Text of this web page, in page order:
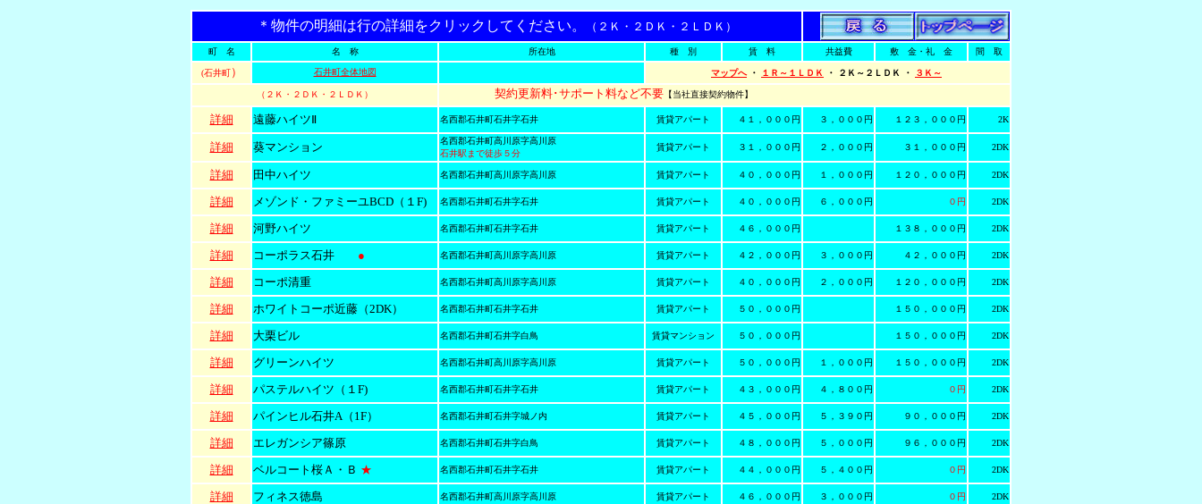
＊物件の明細は行の詳細をクリックしてください。 （２Ｋ・２ＤＫ・２ＬＤＫ）
町 名 名 称 所在地 種 別 賃 料 共益費 敷 金・礼 金 間 取
(石井町） 石井町全体地図 マップへ・ １Ｒ～１ＬＤＫ ・ ２Ｋ～２ＬＤＫ ・ ３Ｋ～
（２Ｋ・２ＤＫ・２ＬＤＫ） 契約更新料･サポート料など不要【当社直接契約物件】
詳細 遠藤ハイツⅡ 名西郡石井町石井字石井 賃貸アパート ４１，０００円 ３，０００円 １２３，０００円 2K
詳細 葵マンション
名西郡石井町高川原字高川原
石井駅まで徒歩５分
賃貸アパート ３１，０００円 ２，０００円 ３１，０００円 2DK
詳細 田中ハイツ 名西郡石井町高川原字高川原 賃貸アパート ４０，０００円 １，０００円 １２０，０００円 2DK
詳細 メゾンド・ファミーユBCD（１F) 名西郡石井町石井字石井 賃貸アパート ４０，０００円 ６，０００円 ０円 2DK
詳細 河野ハイツ 名西郡石井町石井字石井 賃貸アパート ４６，０００円 １３８，０００円 2DK
詳細 コーポラス石井 ● 名西郡石井町高川原字高川原 賃貸アパート ４２，０００円 ３，０００円 ４２，０００円 2DK
詳細 コーポ清重 名西郡石井町高川原字高川原 賃貸アパート ４０，０００円 ２，０００円 １２０，０００円 2DK
詳細 ホワイトコーポ近藤（2DK） 名西郡石井町石井字石井 賃貸アパート ５０，０００円 １５０，０００円 2DK
詳細 大栗ビル 名西郡石井町石井字白鳥 賃貸マンション ５０，０００円 １５０，０００円 2DK
詳細 グリーンハイツ 名西郡石井町高川原字高川原 賃貸アパート ５０，０００円 １，０００円 １５０，０００円 2DK
詳細 パステルハイツ（１F) 名西郡石井町石井字石井 賃貸アパート ４３，０００円 ４，８００円 ０円 2DK
詳細 パインヒル石井A（1F） 名西郡石井町石井字城ノ内 賃貸アパート ４５，０００円 ５，３９０円 ９０，０００円 2DK
詳細 エレガンシア篠原 名西郡石井町石井字白鳥 賃貸アパート ４８，０００円 ５，０００円 ９６，０００円 2DK
詳細 ベルコート桜Ａ・Ｂ ★ 名西郡石井町石井字石井 賃貸アパート ４４，０００円 ５，４００円 ０円 2DK
詳細 フィネス徳島 名西郡石井町高川原字高川原 賃貸アパート ４６，０００円 ３，０００円 ０円 2DK